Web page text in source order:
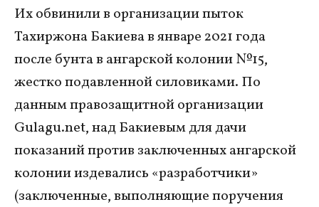
Их обвинили в организации пыток
Тахиржона Бакиева в январе 2021 года
после бунта в ангарской колонии №15,
жестко подавленной силовиками. По
данным правозащитной организации
Gulagu.net, над Бакиевым для дачи
показаний против заключенных ангарской
колонии издевались «разработчики»
(заключенные, выполняющие поручения